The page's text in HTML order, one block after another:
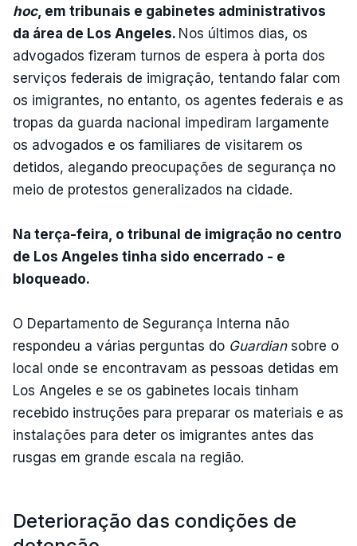
hoc, em tribunais e gabinetes administrativos
da área de Los Angeles. Nos últimos dias, os
advogados fizeram turnos de espera à porta dos
serviços federais de imigração, tentando falar com
os imigrantes, no entanto, os agentes federais e as
tropas da guarda nacional impediram largamente
os advogados e os familiares de visitarem os
detidos, alegando preocupações de segurança no
meio de protestos generalizados na cidade.
Na terça-feira, o tribunal de imigração no centro
de Los Angeles tinha sido encerrado - e
bloqueado.
O Departamento de Segurança Interna não
respondeu a várias perguntas do Guardiansobre o
local onde se encontravam as pessoas detidas em
Los Angeles e se os gabinetes locais tinham
recebido instruções para preparar os materiais e as
instalações para deter os imigrantes antes das
rusgas em grande escala na região.
Deterioração das condições de